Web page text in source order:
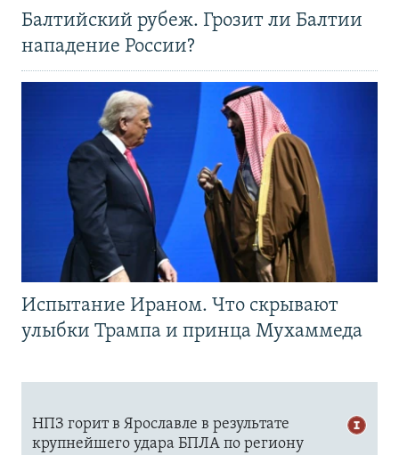
Балтийский рубеж. Грозит ли Балтии
нападение России?
Испытание Ираном. Что скрывают
улыбки Трампа и принца Мухаммеда